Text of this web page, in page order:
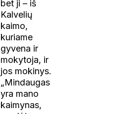
bet ji – iš
Kalvelių
kaimo,
kuriame
gyvena ir
mokytoja, ir
jos mokinys.
„Mindaugas
yra mano
kaimynas,